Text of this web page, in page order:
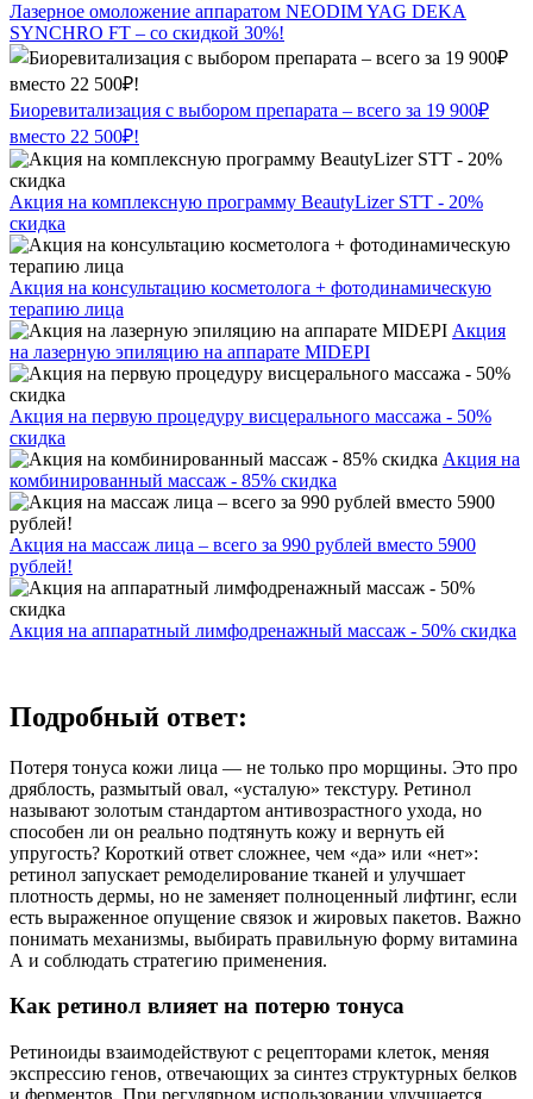
Лазерное омоложение аппаратом NEODIM YAG DEKA
SYNCHRO FT – со скидкой 30%!
Биоревитализация с выбором препарата – всего за 19 900₽
вместо 22 500₽!
Акция на комплексную программу BeautyLizer STT - 20%
скидка
Акция на консультацию косметолога + фотодинамическую
терапию лица
Акция
на лазерную эпиляцию на аппарате MIDEPI
Акция на первую процедуру висцерального массажа - 50%
скидка
Акция на
комбинированный массаж - 85% скидка
Акция на массаж лица – всего за 990 рублей вместо 5900
рублей!
Акция на аппаратный лимфодренажный массаж - 50% скидка
Подробный ответ:
Потеря тонуса кожи лица — не только про морщины. Это про
дряблость, размытый овал, «усталую» текстуру. Ретинол
называют золотым стандартом антивозрастного ухода, но
способен ли он реально подтянуть кожу и вернуть ей
упругость? Короткий ответ сложнее, чем «да» или «нет»:
ретинол запускает ремоделирование тканей и улучшает
плотность дермы, но не заменяет полноценный лифтинг, если
есть выраженное опущение связок и жировых пакетов. Важно
понимать механизмы, выбирать правильную форму витамина
А и соблюдать стратегию применения.
Как ретинол влияет на потерю тонуса
Ретиноиды взаимодействуют с рецепторами клеток, меняя
экспрессию генов, отвечающих за синтез структурных белков
и ферментов. При регулярном использовании улучшается